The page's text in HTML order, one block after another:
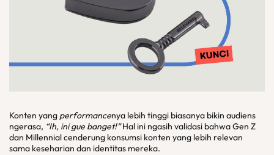
Konten yang performancenya lebih tinggi biasanya bikin audiens
ngerasa, “Ih, ini gue banget!”Hal ini ngasih validasi bahwa Gen Z
dan Millennial cenderung konsumsi konten yang lebih relevan
sama keseharian dan identitas mereka.